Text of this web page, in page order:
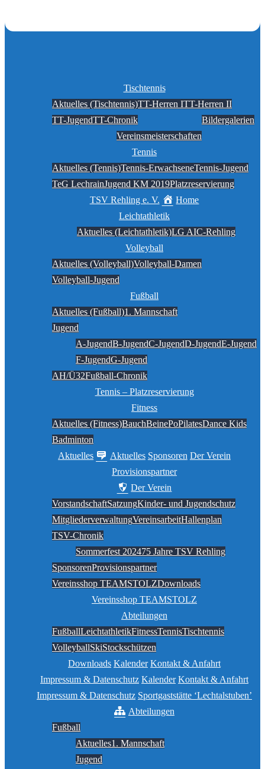
Tischtennis
Aktuelles (Tischtennis)TT-Herren ITT-Herren II
TT-JugendTT-Chronik
Vereinsmeisterschaften
Bildergalerien
Tennis
Aktuelles (Tennis)Tennis-ErwachseneTennis-Jugend
TeG LechrainJugend KM 2019Platzreservierung
TSV Rehling e. V.
Home
Leichtathletik
Aktuelles (Leichtathletik)LG AIC-Rehling
Volleyball
Aktuelles (Volleyball)Volleyball-Damen
Volleyball-Jugend
Fußball
Aktuelles (Fußball)1. Mannschaft
Jugend
A-JugendB-JugendC-JugendD-JugendE-Jugend
F-JugendG-Jugend
AH/Ü32Fußball-Chronik
Tennis – Platzreservierung
Fitness
Aktuelles (Fitness)BauchBeinePoPilatesDance Kids
Badminton
Aktuelles
Aktuelles Sponsoren Der Verein
Provisionspartner
Der Verein
VorstandschaftSatzungKinder- und Jugendschutz
MitgliederverwaltungVereinsarbeitHallenplan
TSV-Chronik
Sommerfest 202475 Jahre TSV Rehling
SponsorenProvisionspartner
Vereinsshop TEAMSTOLZDownloads
Vereinsshop TEAMSTOLZ
Abteilungen
FußballLeichtathletikFitnessTennisTischtennis
VolleyballSkiStockschützen
Downloads Kalender Kontakt & Anfahrt
Impressum & Datenschutz Kalender Kontakt & Anfahrt
Impressum & Datenschutz Sportgaststätte ‘Lechtalstuben’
Abteilungen
Fußball
Aktuelles1. Mannschaft
Jugend